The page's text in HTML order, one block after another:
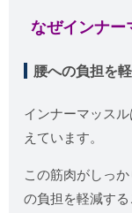
なぜインナー
腰への負担を
インナーマッス
えています。
この筋肉がしっ
の負担を軽減する